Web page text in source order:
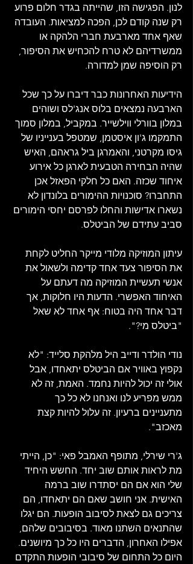
לנון. הפגישה הזו, שהייתה בגדר חלום פרוע
רק שנה קודם לכן, הפכה למציאות. העובדה
שאף אחד מארבעת חברי הלהקה או
ממשרדיהם לא טרח להכחיש את הסיפור,
רק הוסיפה שמן למדורה.
הידיעות האחרונות כבר דיברו על כך שכל
הארבעה נמצאים בלוס אנג'לס ושוהים
במלון בוורלי ווילשייר. במקביל, במלון סמוך
התמקמו ג'ון איסטמן, שמטפל בענייניו של
גיסו מקרטני, והאמרגן ביל גראהם, האיש
שהיה הבחירה הטבעית לארגן כל אירוע
איחוד שכזה. האם כל חלקי הפאזל אכן
התחברו? סוכנויות ההימורים בלונדון לא
נשארו אדישות והחלו לפרסם יחסי הימורים
סביב עתידם של הביטלס.
עיתון המוזיקה מלודי מייקר החליט לקחת
את הסיפור צעד אחד קדימה ולשאול את
אנשי תעשיית המוזיקה מה דעתם על
האיחוד האפשרי. הדעות היו חלוקות, אך
דבר אחד היה בטוח: אף אחד לא שאל
"ביטלס מי?".
נודי הולדר ודייב היל מלהקת סלייד: "לא
נקפוץ באוויר אם הביטלס יתאחדו, אבל
אולי זה יכול להיות נחמד. האמת, זה לא
ממש מפריע לנו ואנחנו לא כל כך
מתעניינים ברעיון. זה עלול להיות קצת
מאכזב".
ג'רי שירלי, מתופף האמבל פאי: "כן, הייתי
מת לראות אותם שוב יחד. החשש היחיד
שלי הוא אם הם יסתדרו שוב ברמה
האישית. אני חושב שאם הם יתאחדו, הם
צריכים גם לצאת לסיבוב הופעות. הם יגלו
שהתנאים השתנו מאוד. בסיבובים שלהם,
אפילו האחרון, הדברים היו כל כך מיושנים.
היום כל התחום של סיבובי הופעות התקדם